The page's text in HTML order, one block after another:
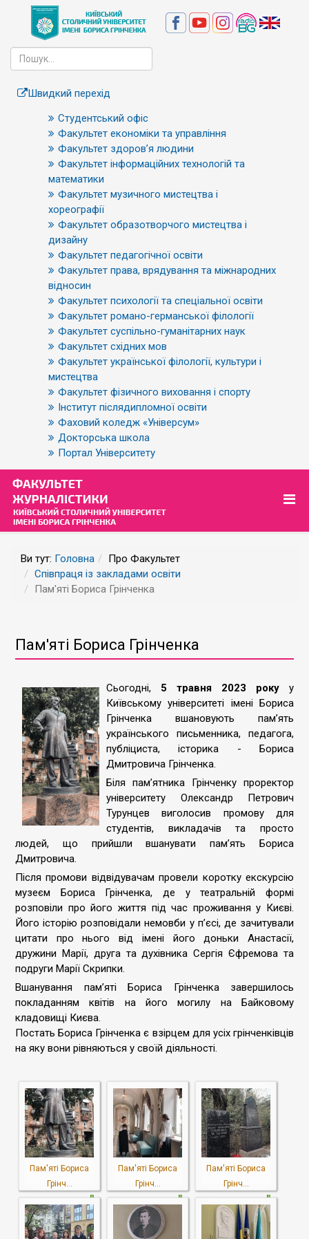
Швидкий перехід
Студентський офіс
Факультет економіки та управління
Факультет здоров’я людини
Факультет інформаційних технологій та
математики
Факультет музичного мистецтва і
хореографії
Факультет образотворчого мистецтва і
дизайну
Факультет педагогічної освіти
Факультет права, врядування та міжнародних
відносин
Факультет психології та спеціальної освіти
Факультет романо-германської філології
Факультет суспільно-гуманітарних наук
Факультет східних мов
Факультет української філології, культури і
мистецтва
Факультет фізичного виховання і спорту
Інститут післядипломної освіти
Фаховий коледж «Універсум»
Докторська школа
Портал Університету
Ви тут: Головна
Про Факультет
Співпраця із закладами освіти
Пам'яті Бориса Грінченка
Пам'яті Бориса Грінченка
Сьогодні, 5 травня 2023 року у
Київському університеті імені Бориса
Грінченка вшановують памʼять
українського письменника, педагога,
публіциста, історика - Бориса
Дмитровича Грінченка.
Біля памʼятника Грінченку проректор
університету Олександр Петрович
Турунцев виголосив промову для
студентів, викладачів та просто
людей, що прийшли вшанувати памʼять Бориса
Дмитровича.
Після промови відвідувачам провели коротку екскурсію
музеєм Бориса Грінченка, де у театральній формі
розповіли про його життя під час проживання у Києві.
Його історію розповідали немовби у пʼєсі, де зачитували
цитати про нього від імені його доньки Анастасії,
дружини Марії, друга та духівника Сергія Єфремова та
подруги Марії Скрипки.
Вшанування памʼяті Бориса Грінченка завершилось
покладанням квітів на його могилу на Байковому
кладовищі Києва.
Постать Бориса Грінченка є взірцем для усіх грінченківців
на яку вони рівняються у своїй діяльності.
Пам'яті Бориса
Грінч...
Пам'яті Бориса
Грінч...
Пам'яті Бориса
Грінч...